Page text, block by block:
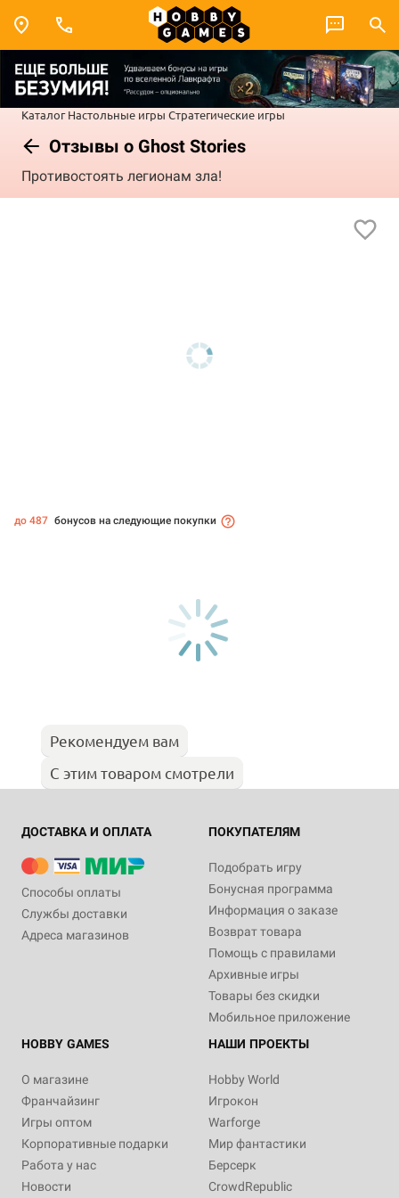
Каталог Настольные игры Стратегические игры
Отзывы о Ghost Stories
Противостоять легионам зла!
до 487 бонусов на следующие покупки
Рекомендуем вам
С этим товаром смотрели
ДОСТАВКА И ОПЛАТА
Способы оплаты
Службы доставки
Адреса магазинов
ПОКУПАТЕЛЯМ
Подобрать игру
Бонусная программа
Информация о заказе
Возврат товара
Помощь с правилами
Архивные игры
Товары без скидки
Мобильное приложение
HOBBY GAMES
О магазине
Франчайзинг
Игры оптом
Корпоративные подарки
Работа у нас
Новости
НАШИ ПРОЕКТЫ
Hobby World
Игрокон
Warforge
Мир фантастики
Берсерк
CrowdRepublic